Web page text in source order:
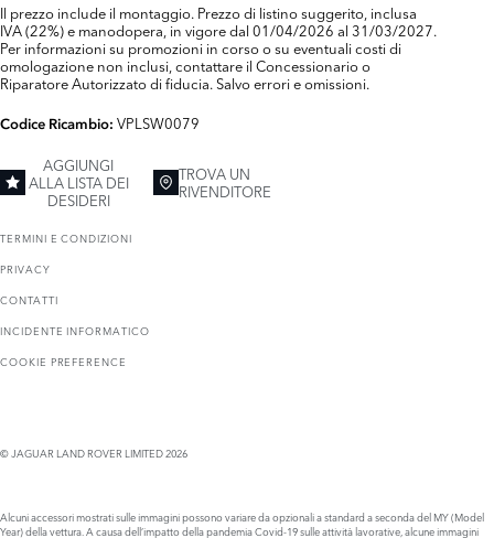
Il prezzo include il montaggio. Prezzo di listino suggerito, inclusa
IVA (22%) e manodopera, in vigore dal 01/04/2026 al 31/03/2027.
Per informazioni su promozioni in corso o su eventuali costi di
omologazione non inclusi, contattare il Concessionario o
Riparatore Autorizzato di fiducia. Salvo errori e omissioni.
Codice Ricambio: VPLSW0079
AGGIUNGI
ALLA LISTA DEI
DESIDERI
TROVA UN
RIVENDITORE
TERMINI E CONDIZIONI
PRIVACY
CONTATTI
INCIDENTE INFORMATICO
COOKIE PREFERENCE
© JAGUAR LAND ROVER LIMITED 2026
Alcuni accessori mostrati sulle immagini possono variare da opzionali a standard a seconda del MY (Model
Year) della vettura. A causa dell’impatto della pandemia Covid-19 sulle attività lavorative, alcune immagini